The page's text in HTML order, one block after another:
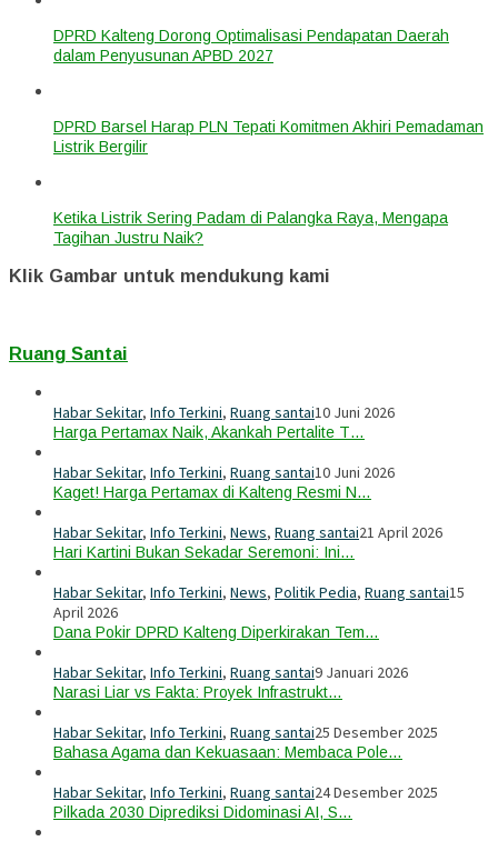
DPRD Kalteng Dorong Optimalisasi Pendapatan Daerah
dalam Penyusunan APBD 2027
DPRD Barsel Harap PLN Tepati Komitmen Akhiri Pemadaman
Listrik Bergilir
Ketika Listrik Sering Padam di Palangka Raya, Mengapa
Tagihan Justru Naik?
Klik Gambar untuk mendukung kami
Ruang Santai
Habar Sekitar, Info Terkini, Ruang santai10 Juni 2026
Harga Pertamax Naik, Akankah Pertalite T…
Habar Sekitar, Info Terkini, Ruang santai10 Juni 2026
Kaget! Harga Pertamax di Kalteng Resmi N…
Habar Sekitar, Info Terkini, News, Ruang santai21 April 2026
Hari Kartini Bukan Sekadar Seremoni: Ini…
Habar Sekitar, Info Terkini, News, Politik Pedia, Ruang santai15
April 2026
Dana Pokir DPRD Kalteng Diperkirakan Tem…
Habar Sekitar, Info Terkini, Ruang santai9 Januari 2026
Narasi Liar vs Fakta: Proyek Infrastrukt…
Habar Sekitar, Info Terkini, Ruang santai25 Desember 2025
Bahasa Agama dan Kekuasaan: Membaca Pole…
Habar Sekitar, Info Terkini, Ruang santai24 Desember 2025
Pilkada 2030 Diprediksi Didominasi AI, S…